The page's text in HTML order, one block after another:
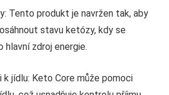
Tento produkt je navržen tak, aby
stavu ketózy, kdy se
hlavní zdroj energie.
jídlu: Keto Core může pomoci